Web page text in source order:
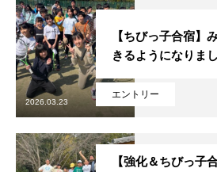
お問い合わせ
会員専用ページ
初めての方 システム・クラス・料金
エントリー
【ちびっ子合宿】
きるようになりま
2026.03.23
【強化＆ちびっ子